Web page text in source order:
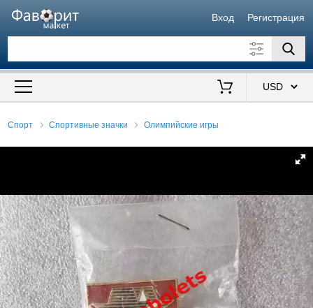
Вход Регистрация
Искать также в описании
Спорт Спортивные значки Олимпийские игры